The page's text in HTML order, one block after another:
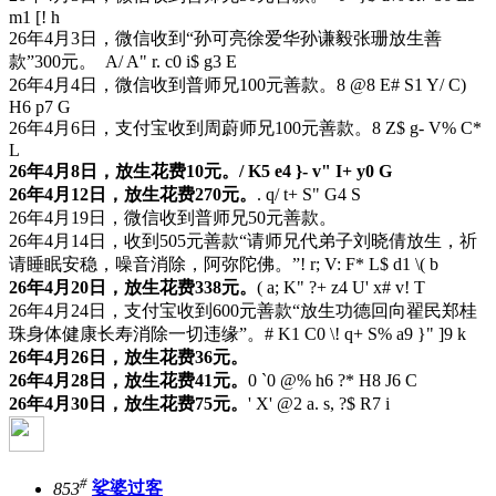
m1 [! h
26年4月3日，微信收到“孙可亮徐爱华孙谦毅张珊放生善
款”300元。
A/ A" r. c0 i$ g3 E
26年4月4日，微信收到普师兄100元善款。 8 @8 E# S1 Y/ C)
H6 p7 G
26年4月6日，支付宝收到周蔚师兄100元善款。 8 Z$ g- V% C*
L
26年4月8日，放生花费10元。 / K5 e4 }- v" I+ y0 G
26年4月12日，放生花费270元。 . q/ t+ S" G4 S
26年4月19日，微信收到普师兄50元善款。
26年4月14日，收到505元善款“请师兄代弟子刘晓倩放生，祈
请睡眠安稳，噪音消除，阿弥陀佛。”! r; V: F* L$ d1 \( b
26年4月20日，放生花费338元。 ( a; K" ?+ z4 U' x# v! T
26年4月24日，支付宝收到600元善款“放生功德回向翟民郑桂
珠身体健康长寿消除一切违缘”。 # K1 C0 \! q+ S% a9 }" ]9 k
26年4月26日，放生花费36元。
26年4月28日，放生花费41元。 0 `0 @% h6 ?* H8 J6 C
26年4月30日，放生花费75元。 ' X' @2 a. s, ?$ R7 i
853# 娑婆过客